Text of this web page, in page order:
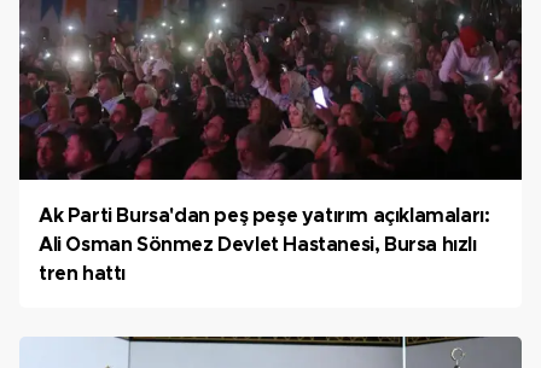
Ak Parti Bursa'dan peş peşe yatırım açıklamaları:
Ali Osman Sönmez Devlet Hastanesi, Bursa hızlı
tren hattı